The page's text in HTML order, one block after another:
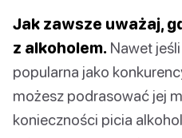
Jak zawsze uważaj,
z alkoholem. Nawet
popularna jako
możesz podrasować jej
konieczności picia